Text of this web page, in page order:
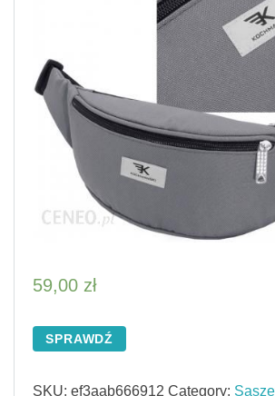
59,00 zł
SPRAWDŹ
SKU: ef3aab666912 Category: